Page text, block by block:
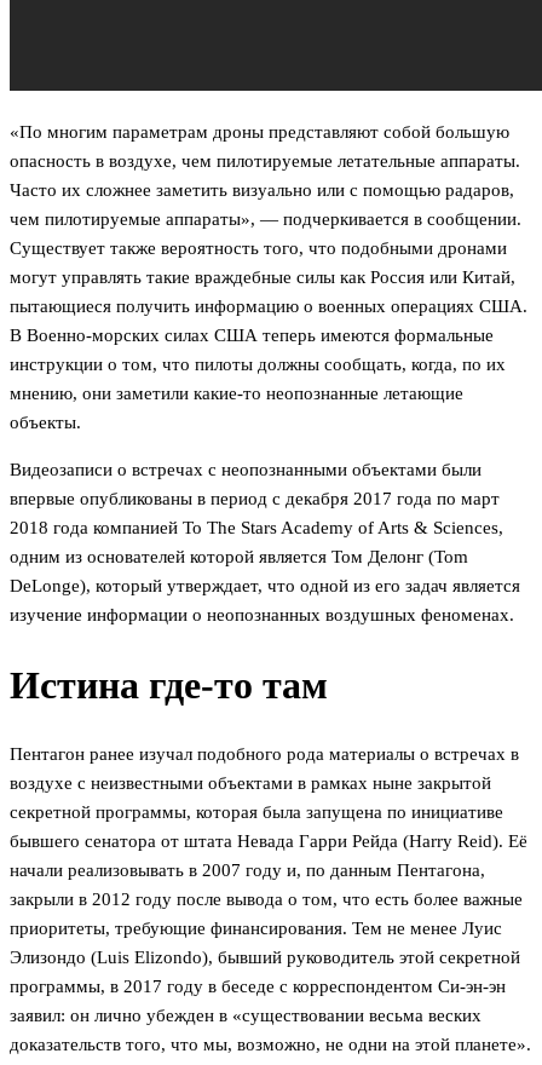
«По многим параметрам дроны представляют собой большую
опасность в воздухе, чем пилотируемые летательные аппараты.
Часто их сложнее заметить визуально или с помощью радаров,
чем пилотируемые аппараты», — подчеркивается в сообщении.
Существует также вероятность того, что подобными дронами
могут управлять такие враждебные силы как Россия или Китай,
пытающиеся получить информацию о военных операциях США.
В Военно-морских силах США теперь имеются формальные
инструкции о том, что пилоты должны сообщать, когда, по их
мнению, они заметили какие-то неопознанные летающие
объекты.
Видеозаписи о встречах с неопознанными объектами были
впервые опубликованы в период с декабря 2017 года по март
2018 года компанией To The Stars Academy of Arts & Sciences,
одним из основателей которой является Том Делонг (Tom
DeLonge), который утверждает, что одной из его задач является
изучение информации о неопознанных воздушных феноменах.
Истина где-то там
Пентагон ранее изучал подобного рода материалы о встречах в
воздухе с неизвестными объектами в рамках ныне закрытой
секретной программы, которая была запущена по инициативе
бывшего сенатора от штата Невада Гарри Рейда (Harry Reid). Её
начали реализовывать в 2007 году и, по данным Пентагона,
закрыли в 2012 году после вывода о том, что есть более важные
приоритеты, требующие финансирования. Тем не менее Луис
Элизондо (Luis Elizondo), бывший руководитель этой секретной
программы, в 2017 году в беседе с корреспондентом Си-эн-эн
заявил: он лично убежден в «существовании весьма веских
доказательств того, что мы, возможно, не одни на этой планете».